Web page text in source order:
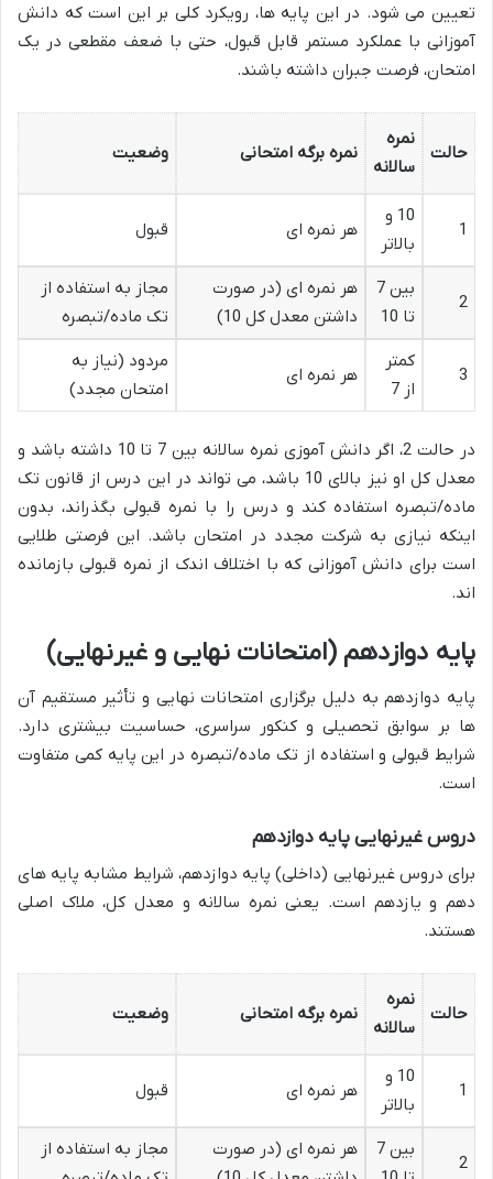
تعیین می شود. در این پایه ها، رویکرد کلی بر این است که دانش
آموزانی با عملکرد مستمر قابل قبول، حتی با ضعف مقطعی در یک
امتحان، فرصت جبران داشته باشند.
حالت
نمره
سالانه
نمره برگه امتحانی وضعیت
1
10 و
بالاتر
هر نمره ای قبول
2
بین 7
تا 10
هر نمره ای (در صورت
داشتن معدل کل 10)
مجاز به استفاده از
تک ماده/تبصره
3
کمتر
از 7
هر نمره ای
مردود (نیاز به
امتحان مجدد)
در حالت 2، اگر دانش آموزی نمره سالانه بین 7 تا 10 داشته باشد و
معدل کل او نیز بالای 10 باشد، می تواند در این درس از قانون تک
ماده/تبصره استفاده کند و درس را با نمره قبولی بگذراند، بدون
اینکه نیازی به شرکت مجدد در امتحان باشد. این فرصتی طلایی
است برای دانش آموزانی که با اختلاف اندک از نمره قبولی بازمانده
اند.
پایه دوازدهم (امتحانات نهایی و غیرنهایی)
پایه دوازدهم به دلیل برگزاری امتحانات نهایی و تأثیر مستقیم آن
ها بر سوابق تحصیلی و کنکور سراسری، حساسیت بیشتری دارد.
شرایط قبولی و استفاده از تک ماده/تبصره در این پایه کمی متفاوت
است.
دروس غیرنهایی پایه دوازدهم
برای دروس غیرنهایی (داخلی) پایه دوازدهم، شرایط مشابه پایه های
دهم و یازدهم است. یعنی نمره سالانه و معدل کل، ملاک اصلی
هستند.
حالت
نمره
سالانه
نمره برگه امتحانی وضعیت
1
10 و
بالاتر
هر نمره ای قبول
2
بین 7
هر نمره ای (در صورت
مجاز به استفاده از